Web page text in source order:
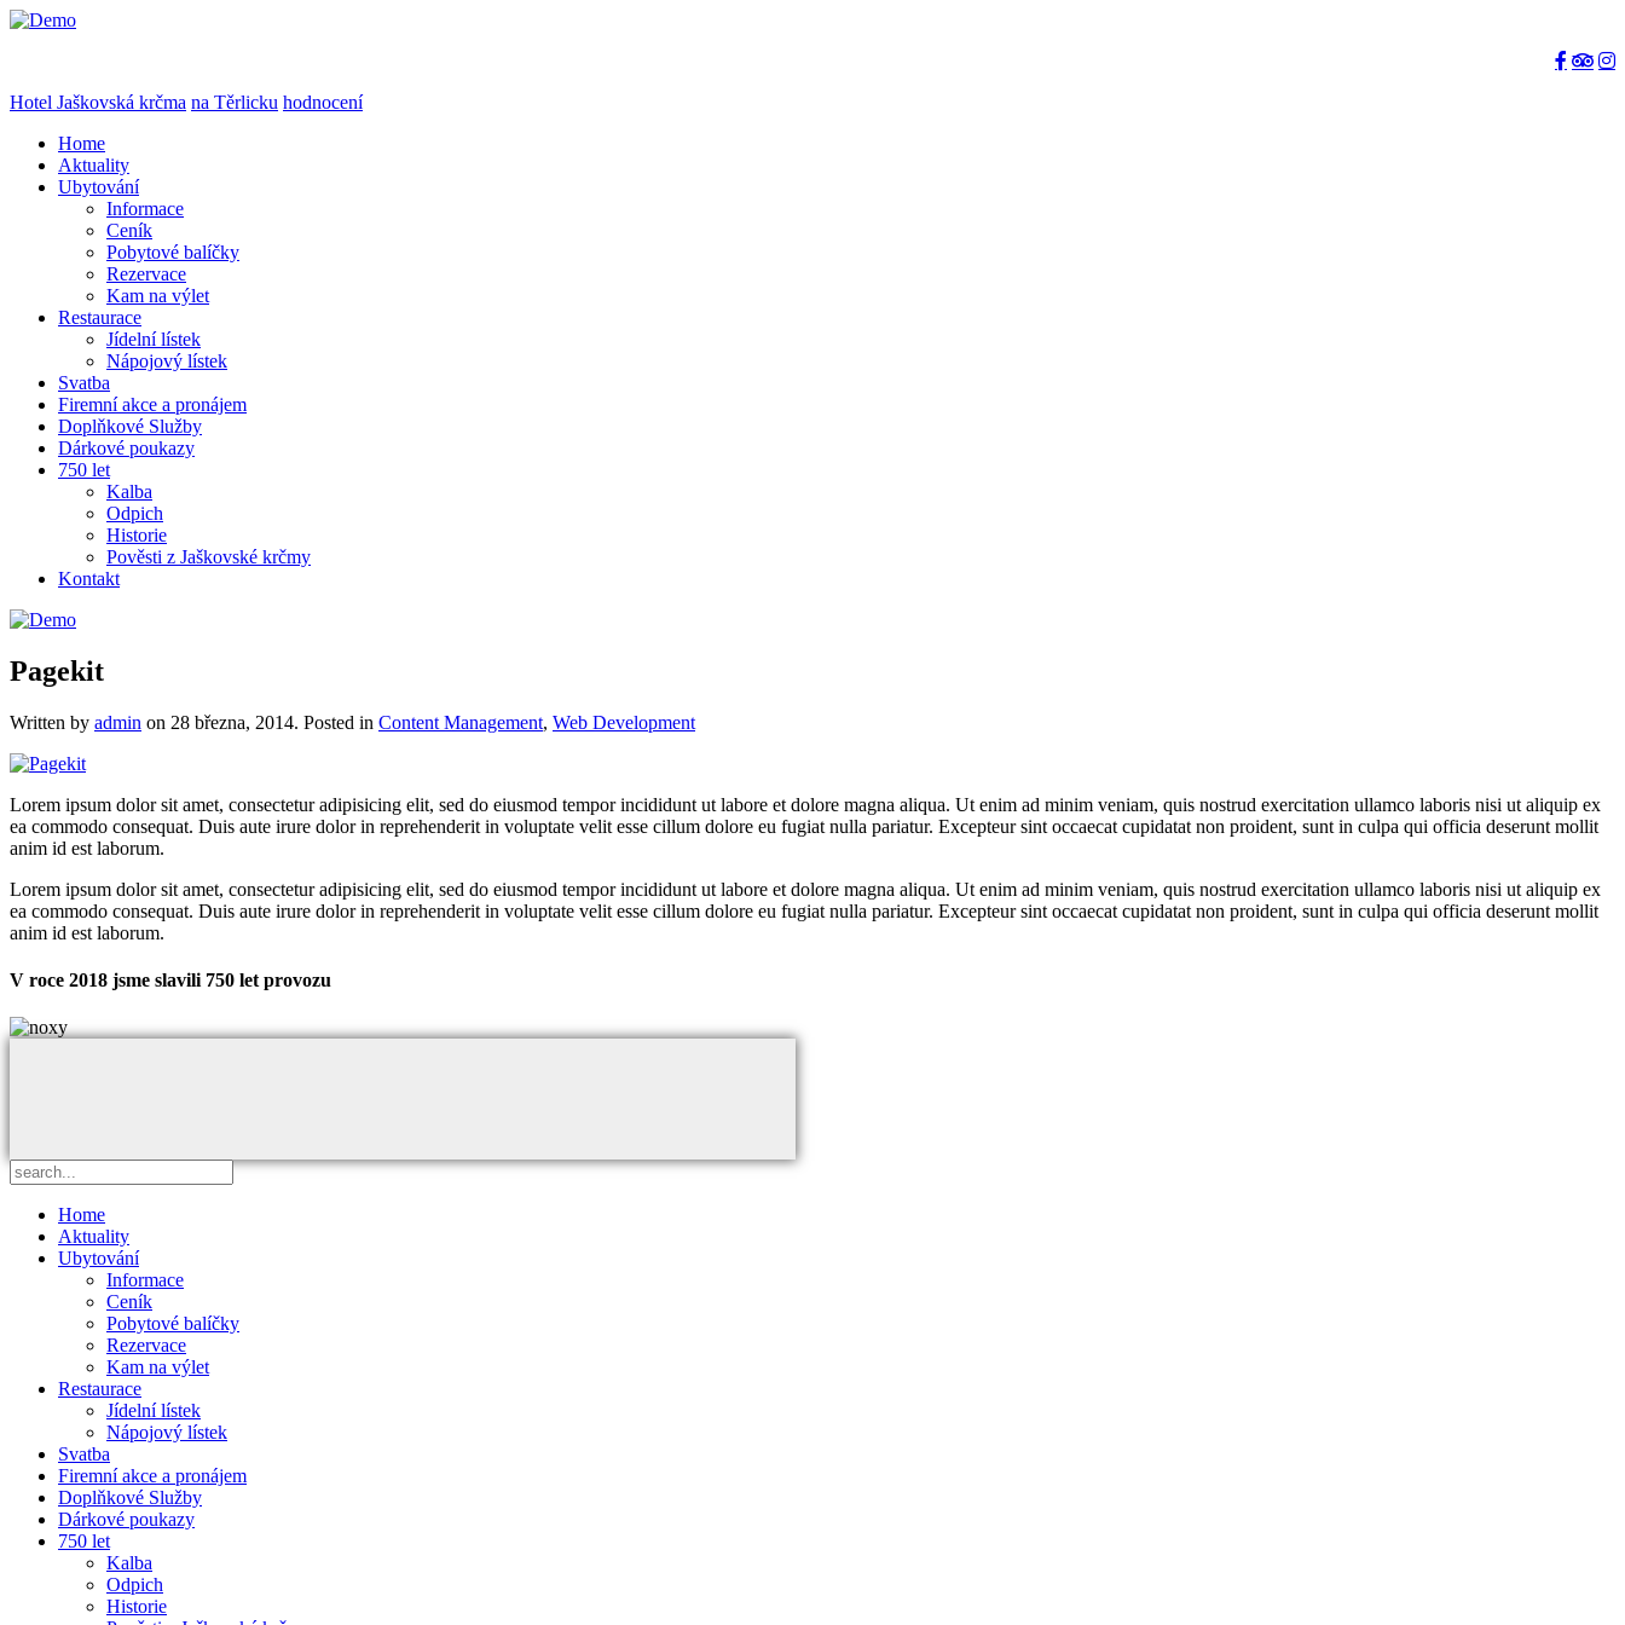
Hotel Jaškovská krčma na Těrlicku hodnocení
Home
Aktuality
Ubytování
Informace
Ceník
Pobytové balíčky
Rezervace
Kam na výlet
Restaurace
Jídelní lístek
Nápojový lístek
Svatba
Firemní akce a pronájem
Doplňkové Služby
Dárkové poukazy
750 let
Kalba
Odpich
Historie
Pověsti z Jaškovské krčmy
Kontakt
Pagekit
Written by admin on 28 března, 2014. Posted in Content Management, Web Development
Lorem ipsum dolor sit amet, consectetur adipisicing elit, sed do eiusmod tempor incididunt ut labore et dolore magna aliqua. Ut enim ad minim veniam, quis nostrud exercitation ullamco laboris nisi ut aliquip ex
ea commodo consequat. Duis aute irure dolor in reprehenderit in voluptate velit esse cillum dolore eu fugiat nulla pariatur. Excepteur sint occaecat cupidatat non proident, sunt in culpa qui officia deserunt mollit
anim id est laborum.
Lorem ipsum dolor sit amet, consectetur adipisicing elit, sed do eiusmod tempor incididunt ut labore et dolore magna aliqua. Ut enim ad minim veniam, quis nostrud exercitation ullamco laboris nisi ut aliquip ex
ea commodo consequat. Duis aute irure dolor in reprehenderit in voluptate velit esse cillum dolore eu fugiat nulla pariatur. Excepteur sint occaecat cupidatat non proident, sunt in culpa qui officia deserunt mollit
anim id est laborum.
V roce 2018 jsme slavili 750 let provozu
Home
Aktuality
Ubytování
Informace
Ceník
Pobytové balíčky
Rezervace
Kam na výlet
Restaurace
Jídelní lístek
Nápojový lístek
Svatba
Firemní akce a pronájem
Doplňkové Služby
Dárkové poukazy
750 let
Kalba
Odpich
Historie